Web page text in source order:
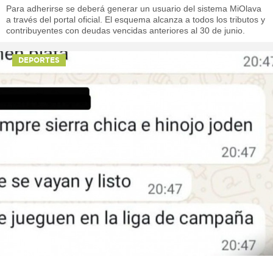
Para adherirse se deberá generar un usuario del sistema MiOlava
a través del portal oficial. El esquema alcanza a todos los tributos y
contribuyentes con deudas vencidas anteriores al 30 de junio.
DEPORTES